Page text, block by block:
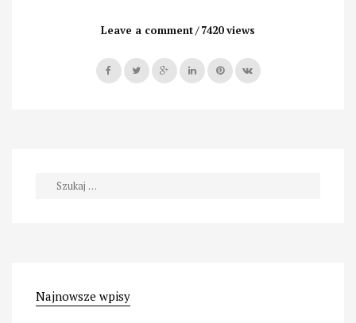
świecie
Leave a comment 7420 views
Szukaj:
Najnowsze wpisy